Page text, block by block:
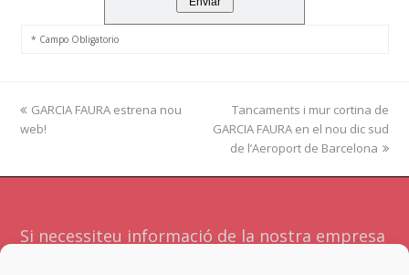
* Campo Obligatorio
previous
post:
GARCIA FAURA estrena nou
web!
next
post:
Tancaments i mur cortina de
GARCIA FAURA en el nou dic sud
de l’Aeroport de Barcelona
Si necessiteu informació de la nostra empresa